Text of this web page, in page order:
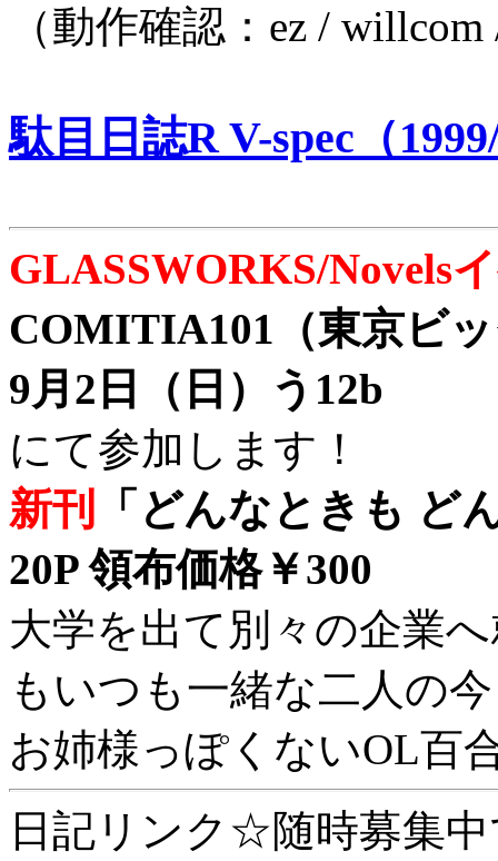
（動作確認：ez /
駄目日誌R V-spec（
GLASSWORKS/Novels
COMITIA101（東京ビ
9月2日（日）う12b
にて参加します！
新刊
「どんなときも ど
20P 領布価格￥300
大学を出て別々の企業
もいつも一緒な二人の
お姉様っぽくないOL百
日記リンク☆随時募集